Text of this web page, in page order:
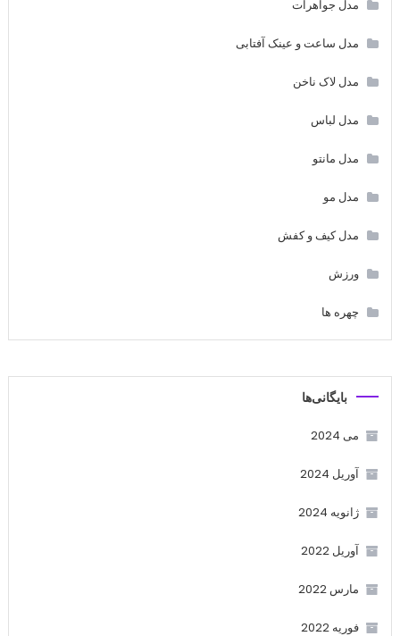
مدل جواهرات
مدل ساعت و عینک آفتابی
مدل لاک ناخن
مدل لباس
مدل مانتو
مدل مو
مدل کیف و کفش
ورزش
چهره ها
بایگانی‌ها
می 2024
آوریل 2024
ژانویه 2024
آوریل 2022
مارس 2022
فوریه 2022